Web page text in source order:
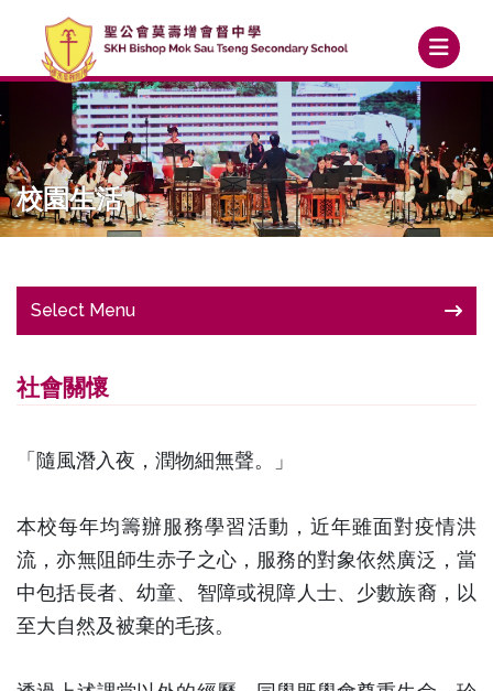
校園生活
Select Menu
社會關懷
「隨風潛入夜，潤物細無聲。」
本校每年均籌辦服務學習活動，近年雖面對疫情洪
流，亦無阻師生赤子之心，服務的對象依然廣泛，當
中包括長者、幼童、智障或視障人士、少數族裔，以
至大自然及被棄的毛孩。